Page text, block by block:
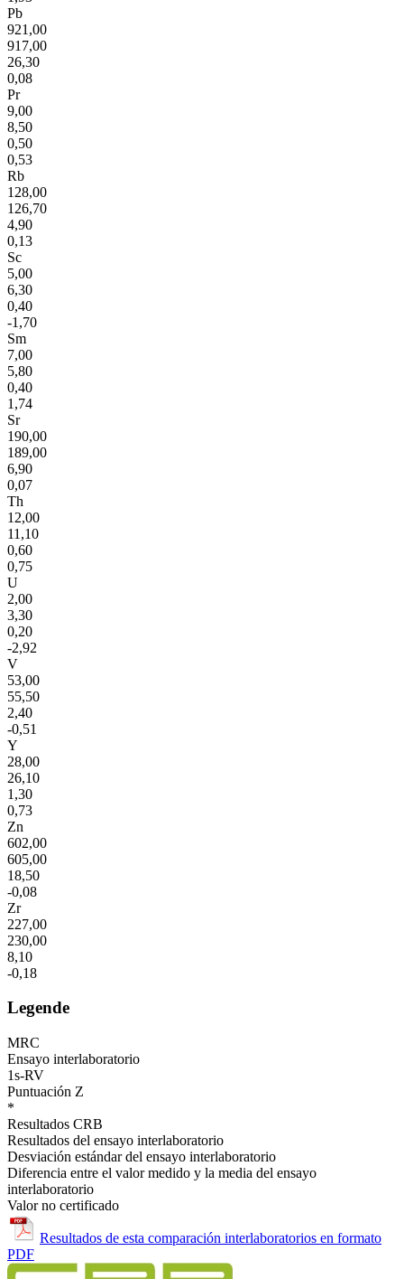
Pb
921,00
917,00
26,30
0,08
Pr
9,00
8,50
0,50
0,53
Rb
128,00
126,70
4,90
0,13
Sc
5,00
6,30
0,40
-1,70
Sm
7,00
5,80
0,40
1,74
Sr
190,00
189,00
6,90
0,07
Th
12,00
11,10
0,60
0,75
U
2,00
3,30
0,20
-2,92
V
53,00
55,50
2,40
-0,51
Y
28,00
26,10
1,30
0,73
Zn
602,00
605,00
18,50
-0,08
Zr
227,00
230,00
8,10
-0,18
Legende
MRC
Ensayo interlaboratorio
1s-RV
Puntuación Z
*
Resultados CRB
Resultados del ensayo interlaboratorio
Desviación estándar del ensayo interlaboratorio
Diferencia entre el valor medido y la media del ensayo
interlaboratorio
Valor no certificado
Resultados de esta comparación interlaboratorios en formato
PDF